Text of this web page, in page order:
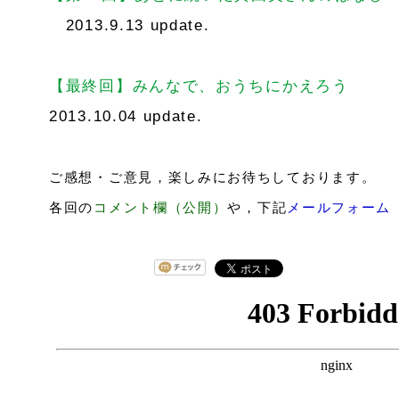
2013.9.13 update.
【最終回】みんなで、おうちにかえろう
2013.10.04 update.
ご感想・ご意見，楽しみにお待ちしております。
各回の コメント欄（公開）や，下記 メールフォーム